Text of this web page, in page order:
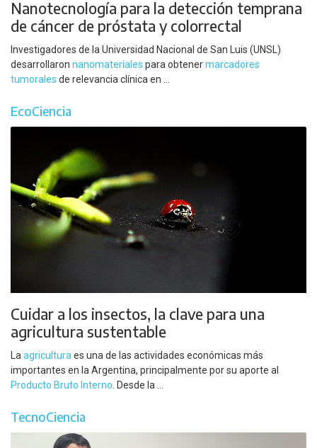
Nanotecnología para la detección temprana
de cáncer de próstata y colorrectal
Investigadores de la Universidad Nacional de San Luis (UNSL)
desarrollaron nanomateriales para obtenermarcadores
tumorales de relevancia clínica en ...
EcoCiencia
Cuidar a los insectos, la clave para una
agricultura sustentable
La agricultura es una de las actividades económicas más
importantes en la Argentina, principalmente por su aporte al
Producto Bruto Interno . Desde la ...
TecnoCiencia